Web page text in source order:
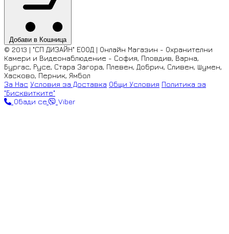
Добави в Кошница
© 2013 | "СП ДИЗАЙН" ЕООД | Онлайн Магазин - Охранителни
Камери и Видеонаблюдение - София, Пловдив, Варна,
Бургас, Русе, Стара Загора, Плевен, Добрич, Сливен, Шумен,
Хасково, Перник, Ямбол
За Нас Условия за Доставка Общи Условия Политика за
"Бисквитките"
Обади се
Viber